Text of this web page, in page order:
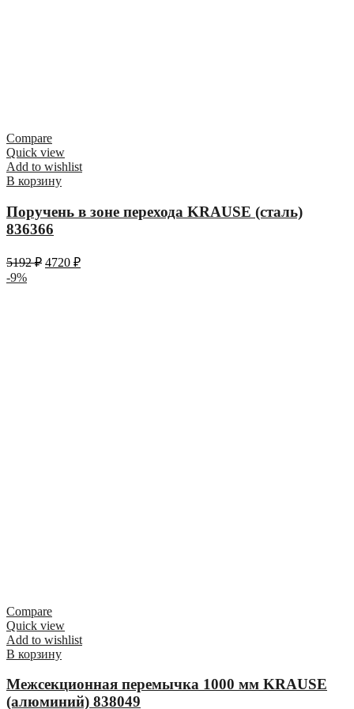
Compare
Quick view
Add to wishlist
В корзину
Поручень в зоне перехода KRAUSE (сталь)
836366
5192₽ 4720 ₽
-9%
Compare
Quick view
Add to wishlist
В корзину
Межсекционная перемычка 1000 мм KRAUSE
(алюминий) 838049